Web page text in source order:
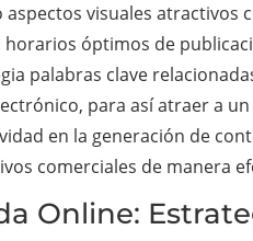
visuales atractivos
óptimos de
palabras clave
para así atraer a
en la generación de
comerciales de manera
Online: